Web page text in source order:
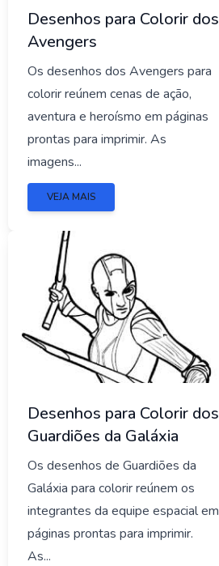
Desenhos para Colorir dos
Avengers
Os desenhos dos Avengers para
colorir reúnem cenas de ação,
aventura e heroísmo em páginas
prontas para imprimir. As
imagens...
VEJA MAIS
Desenhos para Colorir dos
Guardiões da Galáxia
Os desenhos de Guardiões da
Galáxia para colorir reúnem os
integrantes da equipe espacial em
páginas prontas para imprimir.
As...